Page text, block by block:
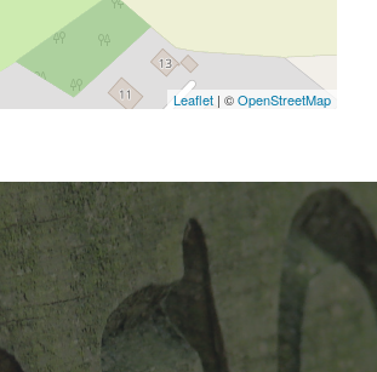
Leaflet| ©OpenStreetMap